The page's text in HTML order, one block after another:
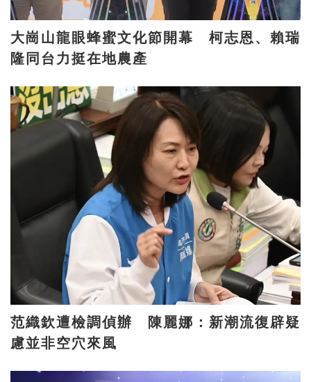
大崗山龍眼蜂蜜文化節開幕 柯志恩、賴瑞
隆同台力挺在地農產
范織欽遭檢調偵辦 陳麗娜：新潮流復辟疑
慮並非空穴來風